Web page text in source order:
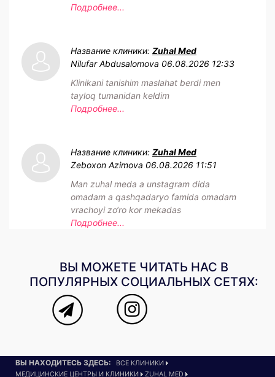
Подробнее...
Название клиники: Zuhal Med
Nilufar Abdusalomova 06.08.2026 12:33
Klinikani tanishim maslahat berdi men
tayloq tumanidan keldim
Подробнее...
Название клиники: Zuhal Med
Zeboxon Azimova 06.08.2026 11:51
Man zuhal meda a unstagram dida
omadam a qashqadaryo famida omadam
vrachoyi zo‘ro kor mekadas
Подробнее...
ВЫ МОЖЕТЕ ЧИТАТЬ НАС В
ПОПУЛЯРНЫХ СОЦИАЛЬНЫХ СЕТЯХ:
ВЫ НАХОДИТЕСЬ ЗДЕСЬ:
ВСЕ КЛИНИКИ
МЕДИЦИНСКИЕ ЦЕНТРЫ И КЛИНИКИ
ZUHAL MED